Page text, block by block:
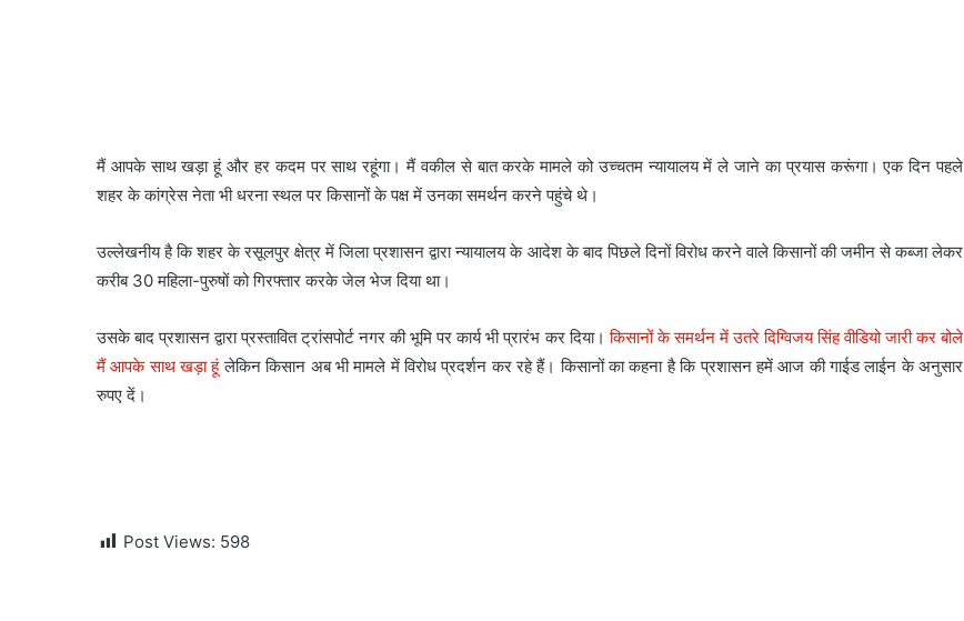
मैं आपके साथ खड़ा हूं और हर कदम पर साथ रहूंगा। मैं वकील से बात करके मामले को उच्चतम न्यायालय में ले जाने का प्रयास करूंगा। एक दिन पहले
शहर के कांग्रेस नेता भी धरना स्थल पर किसानों के पक्ष में उनका समर्थन करने पहुंचे थे।
उल्लेखनीय है कि शहर के रसूलपुर क्षेत्र में जिला प्रशासन द्वारा न्यायालय के आदेश के बाद पिछले दिनों विरोध करने वाले किसानों की जमीन से कब्जा लेकर
करीब 30 महिला-पुरुषों को गिरफ्तार करके जेल भेज दिया था।
उसके बाद प्रशासन द्वारा प्रस्तावित ट्रांसपोर्ट नगर की भूमि पर कार्य भी प्रारंभ कर दिया।किसानों के समर्थन में उतरे दिग्विजय सिंह वीडियो जारी कर बोले
मैं आपके साथ खड़ा हूंलेकिन किसान अब भी मामले में विरोध प्रदर्शन कर रहे हैं। किसानों का कहना है कि प्रशासन हमें आज की गाईड लाईन के अनुसार
रुपए दें।
Post Views: 598